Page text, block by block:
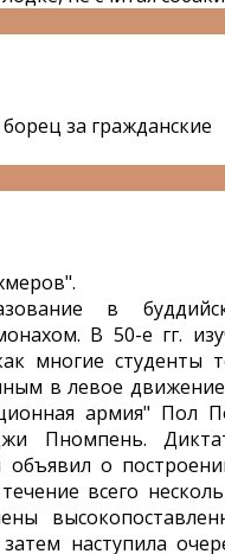
за гражданские
в
В 50-е гг.
многие студенты
в левое
армия" Пол
Пномпень.
объявил о
всего
наступила